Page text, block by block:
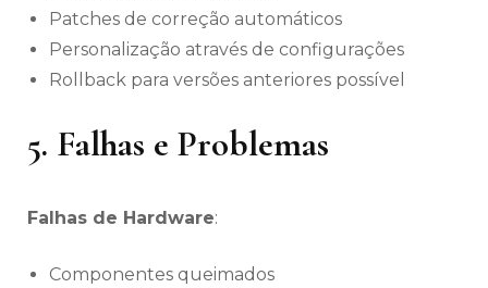
Patches de correção automáticos
Personalização através de configurações
Rollback para versões anteriores possível
5. Falhas e Problemas
Falhas de Hardware:
Componentes queimados